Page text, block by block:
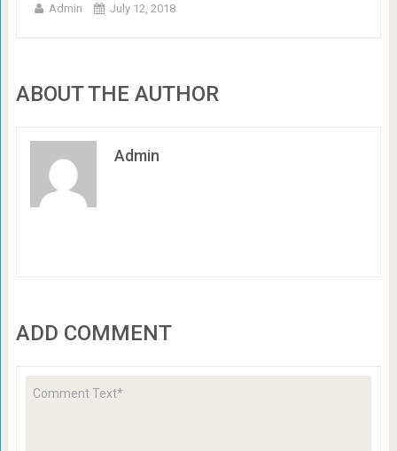
Admin July 12, 2018
ABOUT THE AUTHOR
Admin
ADD COMMENT